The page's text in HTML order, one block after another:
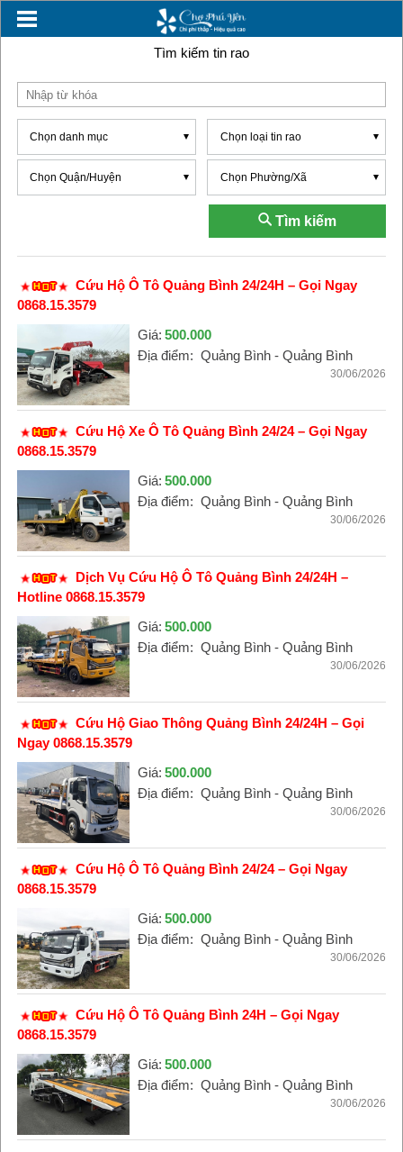
Tìm kiếm tin rao
Chọn danh mục Chọn loại tin rao
Chọn Quận/Huyện Chọn Phường/Xã
Tìm kiếm
Cứu Hộ Ô Tô Quảng Bình 24/24H – Gọi Ngay
0868.15.3579
Giá: 500.000
Địa điểm: Quảng Bình - Quảng Bình
30/06/2026
Cứu Hộ Xe Ô Tô Quảng Bình 24/24 – Gọi Ngay
0868.15.3579
Giá: 500.000
Địa điểm: Quảng Bình - Quảng Bình
30/06/2026
Dịch Vụ Cứu Hộ Ô Tô Quảng Bình 24/24H –
Hotline 0868.15.3579
Giá: 500.000
Địa điểm: Quảng Bình - Quảng Bình
30/06/2026
Cứu Hộ Giao Thông Quảng Bình 24/24H – Gọi
Ngay 0868.15.3579
Giá: 500.000
Địa điểm: Quảng Bình - Quảng Bình
30/06/2026
Cứu Hộ Ô Tô Quảng Bình 24/24 – Gọi Ngay
0868.15.3579
Giá: 500.000
Địa điểm: Quảng Bình - Quảng Bình
30/06/2026
Cứu Hộ Ô Tô Quảng Bình 24H – Gọi Ngay
0868.15.3579
Giá: 500.000
Địa điểm: Quảng Bình - Quảng Bình
30/06/2026